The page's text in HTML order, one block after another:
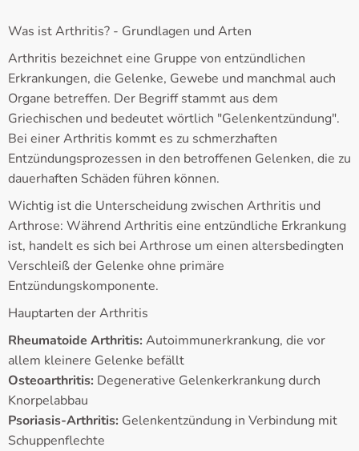
Was ist Arthritis? - Grundlagen und Arten
Arthritis bezeichnet eine Gruppe von entzündlichen
Erkrankungen, die Gelenke, Gewebe und manchmal auch
Organe betreffen. Der Begriff stammt aus dem
Griechischen und bedeutet wörtlich "Gelenkentzündung".
Bei einer Arthritis kommt es zu schmerzhaften
Entzündungsprozessen in den betroffenen Gelenken, die zu
dauerhaften Schäden führen können.
Wichtig ist die Unterscheidung zwischen Arthritis und
Arthrose: Während Arthritis eine entzündliche Erkrankung
ist, handelt es sich bei Arthrose um einen altersbedingten
Verschleiß der Gelenke ohne primäre
Entzündungskomponente.
Hauptarten der Arthritis
Rheumatoide Arthritis: Autoimmunerkrankung, die vor
allem kleinere Gelenke befällt
Osteoarthritis: Degenerative Gelenkerkrankung durch
Knorpelabbau
Psoriasis-Arthritis: Gelenkentzündung in Verbindung mit
Schuppenflechte